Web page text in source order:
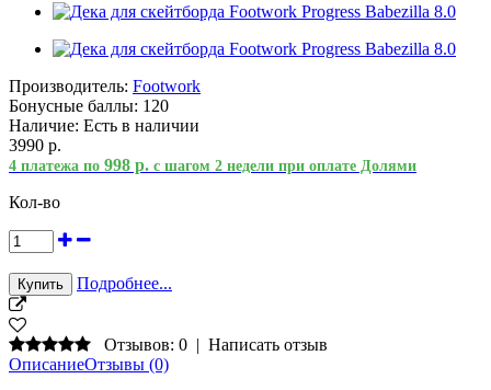
Производитель: Footwork
Бонусные баллы: 120
Наличие: Есть в наличии
3990 р.
4 платежа по 998 р. с шагом 2 недели при оплате Долями
Кол-во
Подробнее...
Отзывов: 0 | Написать отзыв
ОписаниеОтзывы (0)